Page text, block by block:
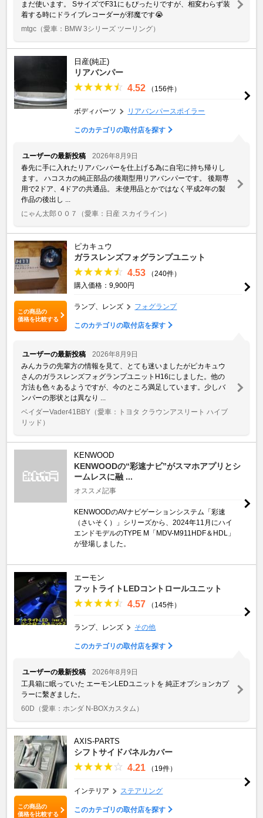
まだ使います。 SサイズでF31にもぴったりですが、相変わらず装
着する時にドライブレコーダーが邪魔です😭
mtgc （愛車：BMW 3シリーズ ツーリング）
日産(純正)
リアバンパー
4.52 （156件）
ボディパーツ リアバンパースポイラー
このカテゴリの取付店を探す
ユーザーの最新投稿
2026年8月9日
春先に手に入れたリアバンパーを仕上げる為に自宅に持ち帰りし
ます。 ハコスカの純正部品の後期型用リアバンパーです。 後期専
用で2ドア、4ドアの共通品。 未使用品とかではなく平成2年の製
作品の後出し ...
にゃん太郎００７
（愛車：日産 スカイライン）
この商品の
価格を比較する
ピカキュウ
ガラスレンズフォグランプユニット
4.53
（240件）
購入価格：9,900円
ランプ、レンズ フォグランプ
このカテゴリの取付店を探す
ユーザーの最新投稿
2026年8月9日
みんカラの先輩方の情報を見て、とても迷いましたがピカキュウ
さんのガラスレンズフォグランプユニットH16にしました。他の
方法も色々あるようですが、今のところ満足しています。少しバ
ンパーの形状とは異なり ...
ベイダーVader41BBY （愛車：トヨタ クラウンアスリート ハイブ
リッド）
KENWOOD
KENWOODの“彩速ナビ”がスマホアプリとシ
ームレスに融 ...
オススメ記事
KENWOODのAVナビゲーションシステム「彩速
（さいそく）」シリーズから、2024年11月にハイ
エンドモデルのTYPE M「MDV-M911HDF＆HDL」
が登場しました。
エーモン
フットライトLEDコントロールユニット
4.57 （145件）
ランプ、レンズ その他
このカテゴリの取付店を探す
ユーザーの最新投稿
2026年8月9日
工具箱に眠っていた エーモンLEDユニットを 純正オプションカプ
ラーに繫ぎました。
60D （愛車：ホンダ N-BOXカスタム）
この商品の
価格を比較する
AXIS-PARTS
シフトサイドパネルカバー
4.21 （19件）
インテリア ステアリング
このカテゴリの取付店を探す